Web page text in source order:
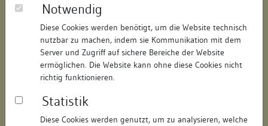
Notwendig
Diese Cookies werden benötigt, um die Website technisch
nutzbar zu machen, indem sie Kommunikation mit dem
Server und Zugriff auf sichere Bereiche der Website
ermöglichen. Die Website kann ohne diese Cookies nicht
richtig funktionieren.
Statistik
Diese Cookies werden genutzt, um zu analysieren, welche
181212419208/Datum:23.10.2007
Datenbestand:
Bauforschung
Als PDF herunterladen:
Objektdaten